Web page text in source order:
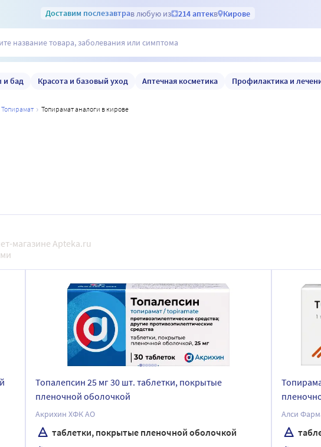
Доставим послезавтрав любую из 214 аптекв Кирове
и бад Красота и базовый уход Аптечная косметика Профилактика и
топирамат топирамат аналоги в кирове
магазине Apteka.ru
Топалепсин 25 мг 30 шт. таблетки, покрытые
пленочной оболочкой
Акрихин ХФК АО
таблетки, покрытые пленочной оболочкой